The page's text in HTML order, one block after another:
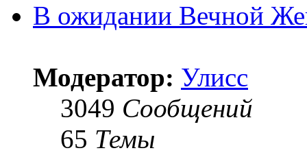
В ожидании Вечной
Модератор: Улисс
3049 Сообщений
65 Темы